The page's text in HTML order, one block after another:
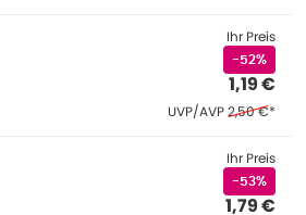
Ihr Preis
-52%
1,19 €
UVP/AVPEhemaliger
2,50 €*
Ihr Preis
-53%
1,79 €